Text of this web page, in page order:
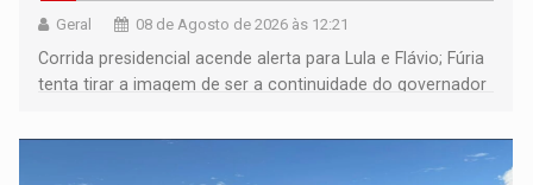
Geral 08 de Agosto de 2026 às 12:21
Corrida presidencial acende alerta para Lula e Flávio; Fúria
tenta tirar a imagem de ser a continuidade do governador
não ter entrado no modo eleição; ABAV faz evento em